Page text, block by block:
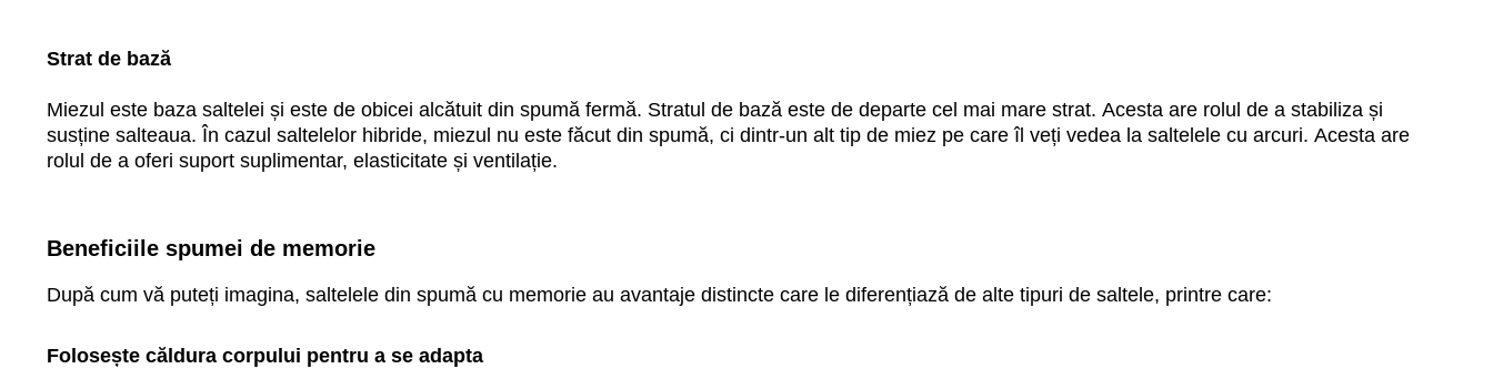
Strat de bază
Miezul este baza saltelei și este de obicei alcătuit din spumă fermă. Stratul de bază este de departe cel mai mare strat. Acesta are rolul de a stabiliza și
susține salteaua. În cazul saltelelor hibride, miezul nu este făcut din spumă, ci dintr-un alt tip de miez pe care îl veți vedea la saltelele cu arcuri. Acesta are
rolul de a oferi suport suplimentar, elasticitate și ventilație.
Beneficiile spumei de memorie
După cum vă puteți imagina, saltelele din spumă cu memorie au avantaje distincte care le diferențiază de alte tipuri de saltele, printre care:
Folosește căldura corpului pentru a se adapta